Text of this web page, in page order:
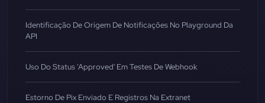
Identificação De Origem De Notificações No Playground Da
API
Uso Do Status 'Approved' Em Testes De Webhook
Estorno De Pix Enviado E Registros Na Extranet